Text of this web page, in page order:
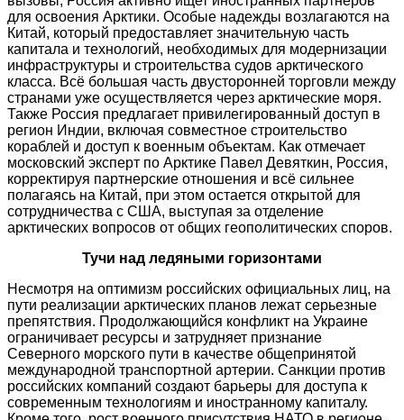
для освоения Арктики. Особые надежды возлагаются на
Китай, который предоставляет значительную часть
капитала и технологий, необходимых для модернизации
инфраструктуры и строительства судов арктического
класса. Всё большая часть двусторонней торговли между
странами уже осуществляется через арктические моря.
Также Россия предлагает привилегированный доступ в
регион Индии, включая совместное строительство
кораблей и доступ к военным объектам. Как отмечает
московский эксперт по Арктике Павел Девяткин, Россия,
корректируя партнерские отношения и всё сильнее
полагаясь на Китай, при этом остается открытой для
сотрудничества с США, выступая за отделение
арктических вопросов от общих геополитических споров.
Тучи над ледяными горизонтами
Несмотря на оптимизм российских официальных лиц, на
пути реализации арктических планов лежат серьезные
препятствия. Продолжающийся конфликт на Украине
ограничивает ресурсы и затрудняет признание
Северного морского пути в качестве общепринятой
международной транспортной артерии. Санкции против
российских компаний создают барьеры для доступа к
современным технологиям и иностранному капиталу.